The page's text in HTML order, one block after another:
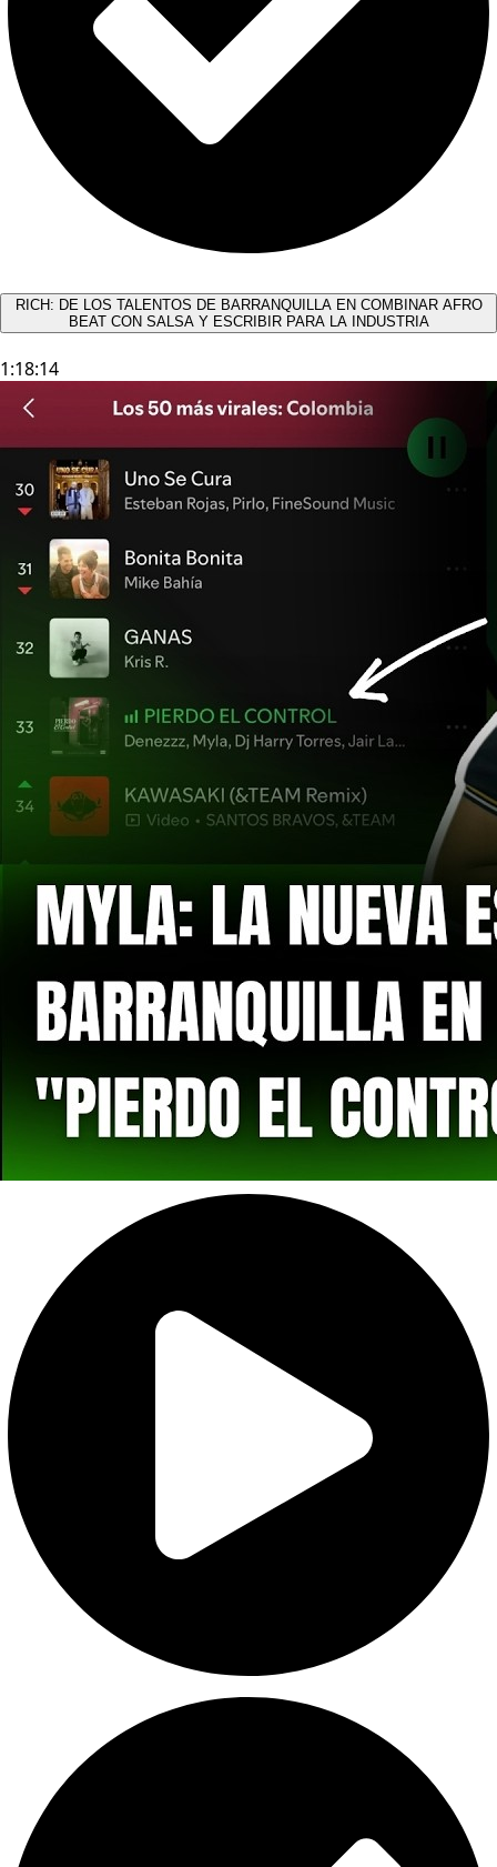
RICH: DE LOS TALENTOS DE BARRANQUILLA EN COMBINAR AFRO
BEAT CON SALSA Y ESCRIBIR PARA LA INDUSTRIA
1:18:14